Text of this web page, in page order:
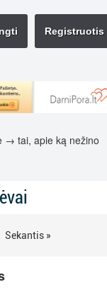
Registruotis
→ tai, apie ką nežino
Sekantis »